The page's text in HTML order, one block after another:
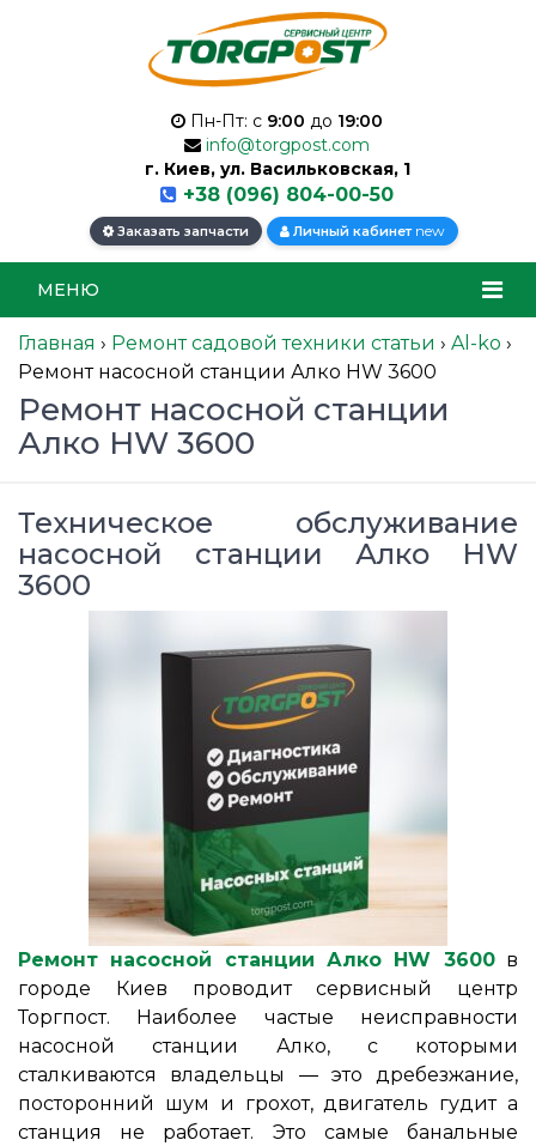
Пн-Пт: с 9:00 до 19:00
info@torgpost.com
г. Киев, ул. Васильковская, 1
+38 (096) 804-00-50
Заказать запчасти Личный кабинет new
МЕНЮ
Главная › Ремонт садовой техники статьи › Al-ko ›
Ремонт насосной станции Алко HW 3600
Ремонт насосной станции
Алко HW 3600
Техническое обслуживание
насосной станции Алко HW
3600
Ремонт насосной станции Алко HW 3600в
городе Киев проводит сервисный центр
Торгпост. Наиболее частые неисправности
насосной станции Алко, с которыми
сталкиваются владельцы ― это дребезжание,
посторонний шум и грохот, двигатель гудит а
станция не работает. Это самые банальные